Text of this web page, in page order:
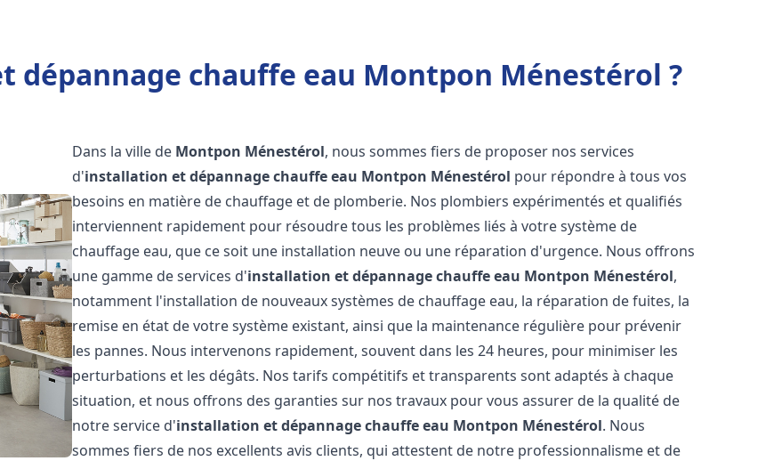
dépannage chauffe eau Montpon Ménestérol ?
Dans la ville de Montpon Ménestérol, nous sommes fiers de proposer nos services
d'installation et dépannage chauffe eau Montpon Ménestérol pour répondre à tous vos
besoins en matière de chauffage et de plomberie. Nos plombiers expérimentés et qualifiés
interviennent rapidement pour résoudre tous les problèmes liés à votre système de
chauffage eau, que ce soit une installation neuve ou une réparation d'urgence. Nous offrons
une gamme de services d'installation et dépannage chauffe eau Montpon Ménestérol,
notamment l'installation de nouveaux systèmes de chauffage eau, la réparation de fuites, la
remise en état de votre système existant, ainsi que la maintenance régulière pour prévenir
les pannes. Nous intervenons rapidement, souvent dans les 24 heures, pour minimiser les
perturbations et les dégâts. Nos tarifs compétitifs et transparents sont adaptés à chaque
situation, et nous offrons des garanties sur nos travaux pour vous assurer de la qualité de
notre service d'installation et dépannage chauffe eau Montpon Ménestérol. Nous
sommes fiers de nos excellents avis clients, qui attestent de notre professionnalisme et de